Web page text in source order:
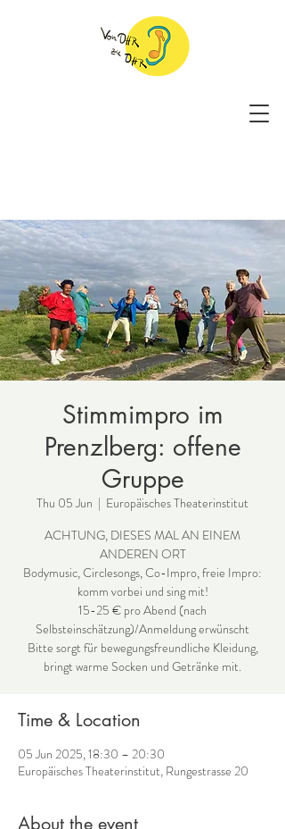
Stimmimpro im
Prenzlberg: offene
Gruppe
Thu 05 Jun
  |
Europäisches Theaterinstitut
ACHTUNG, DIESES MAL AN EINEM
ANDEREN ORT
Bodymusic, Circlesongs, Co-Impro, freie Impro:
komm vorbei und sing mit!
15-25 € pro Abend (nach
Selbsteinschätzung)/Anmeldung erwünscht
Bitte sorgt für bewegungsfreundliche Kleidung,
bringt warme Socken und Getränke mit.
Time & Location
05 Jun 2025, 18:30 – 20:30
Europäisches Theaterinstitut, Rungestrasse 20
About the event